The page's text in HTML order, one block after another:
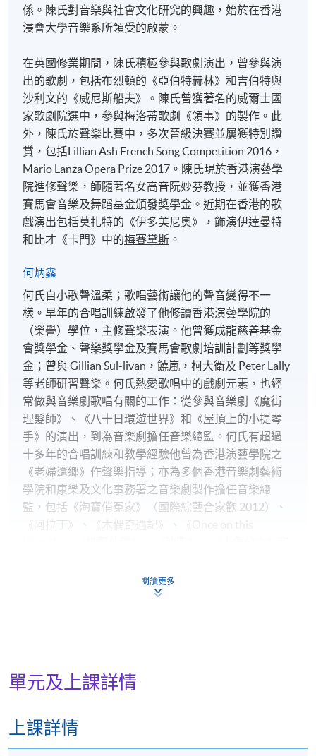
係。陳氏對音樂與社會文化研究的興趣，始於在香港
浸會大學音樂系所領受的啟蒙。
在英國修業期間，陳氏積極參與歌劇演出，曾參與演
出的歌劇，包括布烈頓的《亞伯特赫林》和吉伯特與
沙利文的《威尼斯船夫》。陳氏曾獲著名的威爾士國
家歌劇院選中，參與梅洛蒂歌劇《領事》的製作。此
外，陳氏於聲樂比賽中，多次晉級決賽並屢獲特別讚
賞，包括Lillian Ash French Song Competition 2016，
Mario Lanza Opera Prize 2017。陳氏現於香港演藝學
院進修聲樂，師隨著名女高音阮妙芬教授，並獲香港
賽馬會音樂及舞蹈基金頒發奬學金。近期在香港的歌
戲演出包括莫扎特的《伊多美尼奧》，飾演伊達曼特
和比才《卡門》中的梅賽黛斯 。
何炳鑫
何氏自小歌聲溫柔；歌唱藝術讓他的聲音變得不一
樣。早年的合唱訓練啟發了他修讀香港演藝學院的
（榮譽）學位，主修聲樂表演。他曾獲成龍慈善基金
會獎學金、聲樂獎學金及賽馬會歌劇培訓計劃等獎學
金；曾與 Gillian Sul-livan，饒嵐，柯大衛及 Peter Lally
等老師研習聲樂。何氏熱愛歌唱中的戲劇元素，也經
常做與音樂劇歌唱有關的工作：從參與音樂劇《魔街
理髮師》、《八十日環遊世界》和《屋頂上的小提琴
手》的演出，到為音樂劇擔任音樂總監。何氏有超過
十多年的合唱訓練和教學經驗他曾為香港演藝學院之
《老婦還鄉》作聲樂指導；亦為多個香港音樂劇藝術
學院和康樂及文化事務署之音樂劇製作擔任音樂總
監，包括《淘寶俏冤家》（國際綜藝合家歡 2012）、
《阿拉丁》、《木偶奇遇記》、《Once on this
聲合唱團獎學金。
廖氏為賽馬會香港歌劇院青年演唱家發展計劃畢業生
之一。曾在本、內地、美國及歐洲參與不同歌劇及音
閱讀更多
單元及上課詳情
上課詳情